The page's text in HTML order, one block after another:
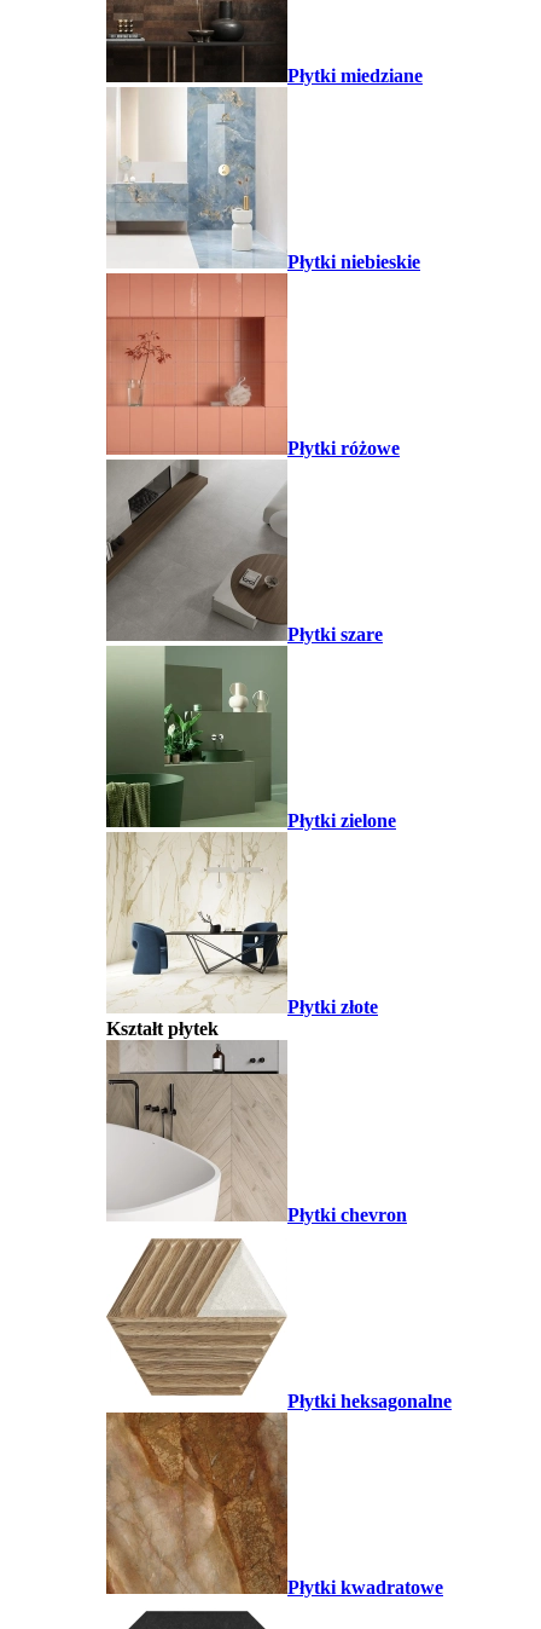
Płytki miedziane
Płytki niebieskie
Płytki różowe
Płytki szare
Płytki zielone
Płytki złote
Kształt płytek
Płytki chevron
Płytki heksagonalne
Płytki kwadratowe